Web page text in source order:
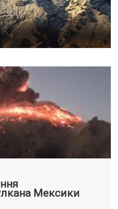
Мексики